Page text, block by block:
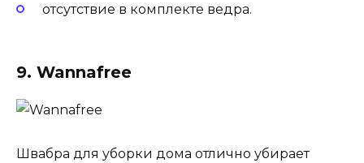
отсутствие в комплекте ведра.
9. Wannafree
Швабра для уборки дома отлично убирает